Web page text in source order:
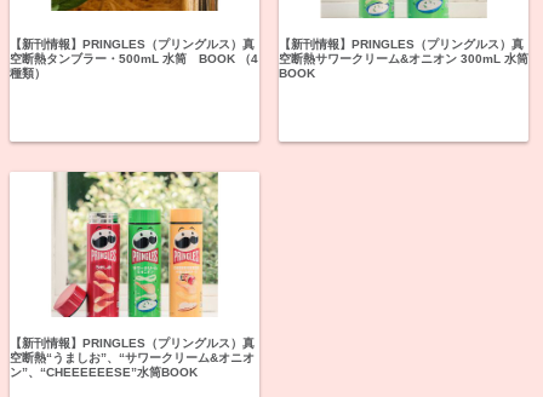
【新刊情報】PRINGLES（プリングルス）真
空断熱タンブラー・500mL 水筒 BOOK （4
種類）
【新刊情報】PRINGLES（プリングルス）真
空断熱サワークリーム&オニオン 300mL 水筒
BOOK
【新刊情報】PRINGLES（プリングルス）真
空断熱“うましお”、“サワークリーム&オニオ
ン”、“CHEEEEEESE”水筒BOOK